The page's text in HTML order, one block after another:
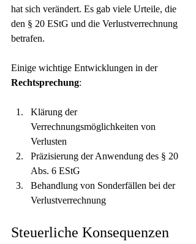
hat sich verändert. Es gab viele Urteile, die
den § 20 EStG und die Verlustverrechnung
betrafen.
Einige wichtige Entwicklungen in der
Rechtsprechung:
Klärung der
Verrechnungsmöglichkeiten von
Verlusten
Präzisierung der Anwendung des § 20
Abs. 6 EStG
Behandlung von Sonderfällen bei der
Verlustverrechnung
Steuerliche Konsequenzen